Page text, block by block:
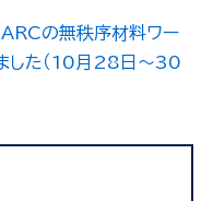
の無秩序材料ワー
した（10月28日～30